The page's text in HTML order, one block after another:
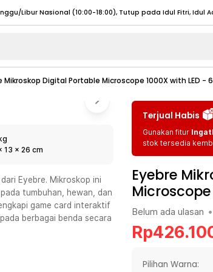
Sabtu - Minggu (08:00 - 20:00), Tutup pada Idul Fitri
- Minggu/ Libur Nasional (08:00 - 17:00) Selengkapnya
- Minggu/ Libur Nasional (08:00 - 17:00) Selengkapnya
Libur Nasional (12:00-20:00), Tutup pada Idul Fitri
Libur Nasional (12:00-20:00), Tutup pada Idul Fitri
Sabtu - Minggu (08:00 - 20:00), Tutup pada Idul Fitri
- Minggu/ Libur Nasional (08:00 - 17:00) Selengkapnya
Mikroskop Digital Portable Microscope 1000X with LED -
13 x 26 cm
Eyebre. Mikroskop ini
tumbuhan, hewan, dan
game card interaktif
berbagai benda secara
Terjual Habis
Gunakan fitur
stok tersedia
Eyebre
Microscope
Belum ada ulasan •
Rp
Pilihan Warna: